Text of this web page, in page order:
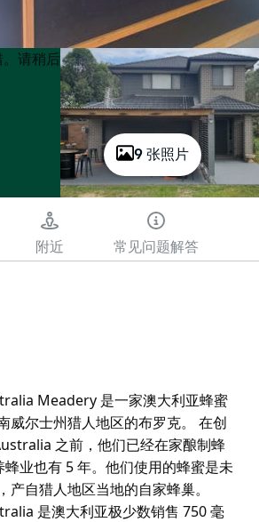
9 张照片
请稍后
附近 常见问题解答
Meadery 是一家澳大利亚蜂蜜
威尔士州猎人地区的布罗克。 在创
之前，他们已经在家酿制蜂
业也有 5 年。他们使用的蜂蜜是未
产自猎人地区当地的自家蜂巢。
是澳大利亚极少数销售 750 毫